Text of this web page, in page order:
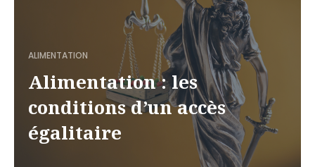
ALIMENTATION
Alimentation : les
conditions d’un accès
égalitaire